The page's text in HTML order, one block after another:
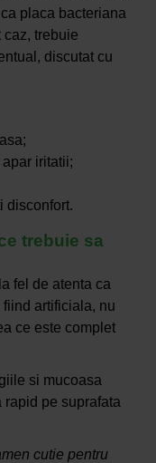
placa bacteriana
caz, trebuie
discutat cu
iritatii;
disconfort.
trebuie sa
fel de atenta ca
artificiala, nu
ce este complet
si mucoasa
pe suprafata
cutie pentru